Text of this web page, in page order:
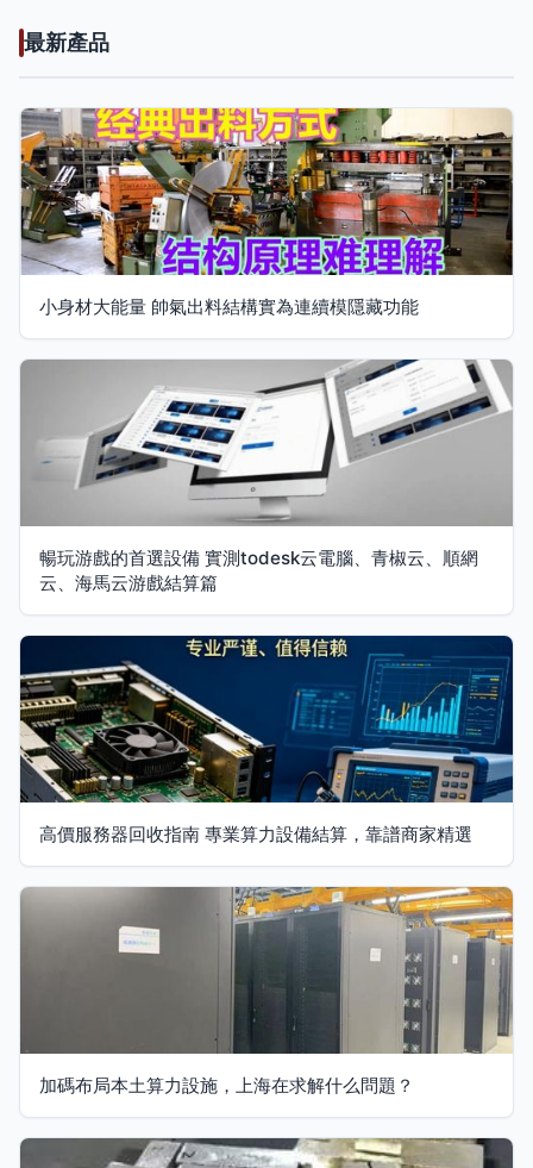
最新產品
小身材大能量 帥氣出料結構實為連續模隱藏功能
暢玩游戲的首選設備 實測todesk云電腦、青椒云、順網
云、海馬云游戲結算篇
高價服務器回收指南 專業算力設備結算，靠譜商家精選
加碼布局本土算力設施，上海在求解什么問題？